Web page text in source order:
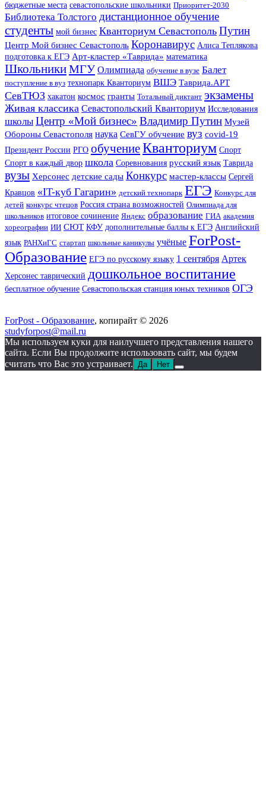
бюджетные места севастопольские школьники Приоритет-2030
Библиотека Толстого дистанционное обучение
студенты мой бизнес Кванториум Севастополь Путин
Центр Мой бизнес Севастополь Коронавирус Алиса Теплякова
подготовка к ЕГЭ Арт-кластер «Таврида» математика
ШкольникиМГУ Олимпиада обучение в вузе Балет
поступление в вуз технопарк Кванториум ВШЭ Таврида.АРТ
СевТЮЗ хакатон космос гранты Тотальный диктант экзамены
Живая классика Севастопольский Кванториум Исследования
школы Центр «Мой бизнес» Владимир Путин Музей
Обороны Севастополя наука СевГУ обучение вуз covid-19
Президент России РГО обучениеКванториум Спорт
Спорт в каждый двор школа Соревнования русский язык Таврида
вузы Херсонес детские сады Конкурс мастер-классы Сергей
Кравцов «IT-куб Гагарин» детский технопарк ЕГЭ Конкурс для
детей конкурс чтецов Россия страна возможностей Олимпиада для
школьников итоговое сочинение Яндекс образование ГИА академия
хореографии ИИ СЮТ КФУ дополнительные баллы к ЕГЭ Английский
язык РАНХиГС стартап школьные каникулы учёные ForPost-
Образование ЕГЭ по русскому языку 1 сентября Артек
Херсонес таврический дошкольное воспитание
бесплатное обучение Севастопольская станция юных техников ОГЭ
ForPost - Образование, копирайт © 2026
studyforpost@mail.ru
Мы используем куки для наилучшего представления нашего
сайта. Если Вы продолжите использовать сайт, мы будем
считать что Вас это устраивает. Да Нет